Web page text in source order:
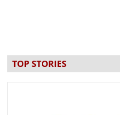
TOP STORIES